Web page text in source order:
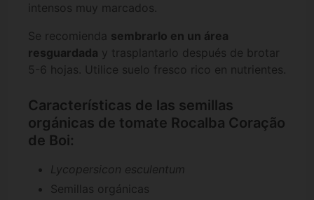
intensos muy marcados.
Se recomienda sembrarlo en un área
resguardada y trasplantarlo después de brotar
5-6 hojas. Utilice suelo fresco rico en nutrientes.
Características de las semillas
orgánicas de tomate Rocalba Coração
de Boi:
Lycopersicon esculentum
Semillas orgánicas